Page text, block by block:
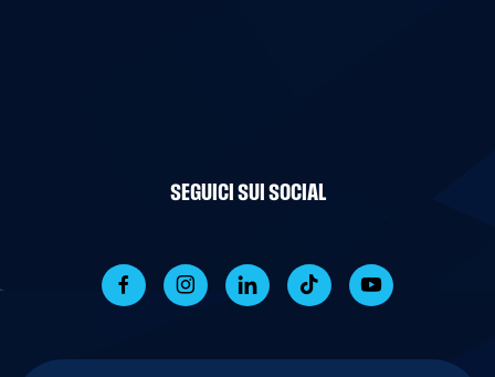
SEGUICI SUI SOCIAL